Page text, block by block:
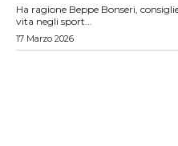
Ha ragione Beppe Bonseri,
vita negli sport...
17 Marzo 2026